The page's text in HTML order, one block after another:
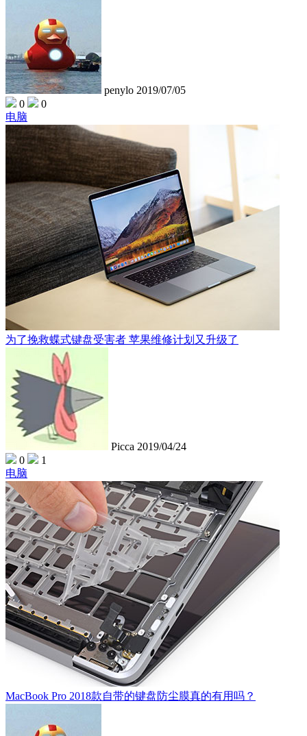
penylo 2019/07/05
0
0
电脑
为了挽救蝶式键盘受害者 苹果维修计划又升级了
Picca 2019/04/24
0
1
电脑
MacBook Pro 2018款自带的键盘防尘膜真的有用吗？